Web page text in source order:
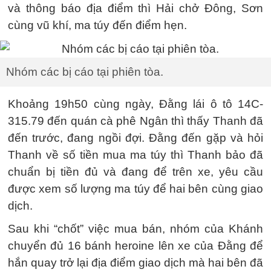
và thông báo địa điểm thì Hải chở Đông, Sơn
cùng vũ khí, ma túy đến điểm hẹn.
Nhóm các bị cáo tại phiên tòa.
Khoảng 19h50 cùng ngày, Đằng lái ô tô 14C-
315.79 đến quán cà phê Ngân thì thấy Thanh đã
đến trước, đang ngồi đợi. Đằng đến gặp và hỏi
Thanh về số tiền mua ma túy thì Thanh bảo đã
chuẩn bị tiền đủ và đang để trên xe, yêu cầu
được xem số lượng ma túy để hai bên cùng giao
dịch.
Sau khi “chốt” việc mua bán, nhóm của Khánh
chuyển đủ 16 bánh heroine lên xe của Đằng để
hắn quay trở lại địa điểm giao dịch mà hai bên đã